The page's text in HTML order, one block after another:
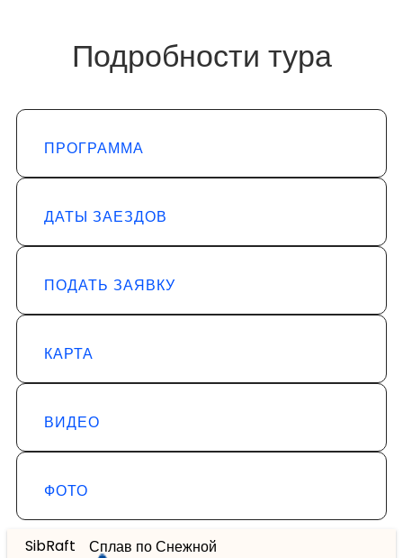
Подробности тура
ПРОГРАММА
ДАТЫ ЗАЕЗДОВ
ПОДАТЬ ЗАЯВКУ
КАРТА
ВИДЕО
ФОТО
SibRaft Сплав по Снежной